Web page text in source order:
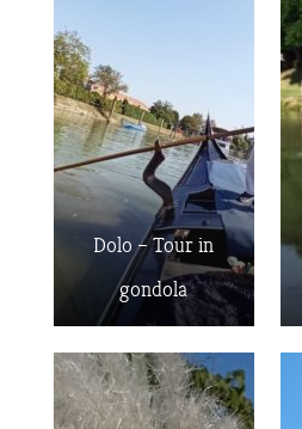
Dolo – Tour in
gondola